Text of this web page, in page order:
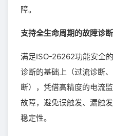
障。
支持全生命周期的故障诊
满足ISO-26262功能安全
诊断的基础上（过流诊断
断），凭借高精度的电流
故障，避免误触发、漏触
稳定性。